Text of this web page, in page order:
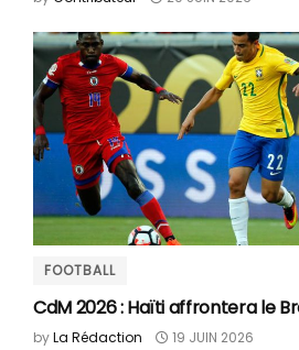
FOOTBALL
CdM 2026 : Haïti affrontera le
byLa Rédaction 19 JUIN 2026